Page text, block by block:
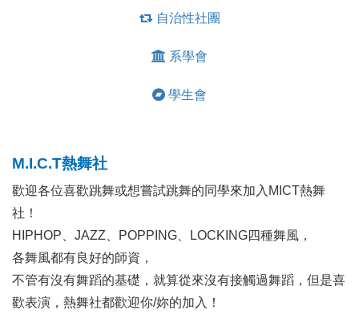
自治性社團
系學會
學生會
M.I.C.T熱舞社
歡迎各位喜歡跳舞或想嘗試跳舞的同學來加入MICT熱舞
社！
HIPHOP、JAZZ、POPPING、LOCKING四種舞風，
各舞風都有良好的師資，
不管有沒有舞蹈的基礎，就算從來沒有接觸過舞蹈，但是喜
歡表演，熱舞社都歡迎你/妳的加入！